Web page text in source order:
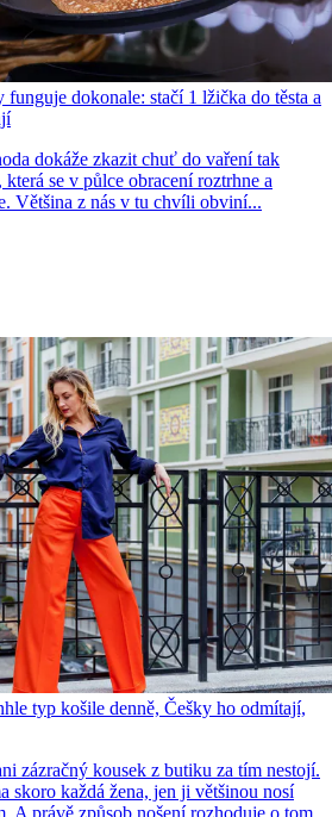
dokonale: stačí 1 lžička do těsta a
dokáže zkazit chuť do vaření tak
se v půlce obracení roztrhne a
Většina z nás v tu chvíli obviní...
typ košile denně, Češky ho odmítají,
zázračný kousek z butiku za tím nestojí.
skoro každá žena, jen ji většinou nosí